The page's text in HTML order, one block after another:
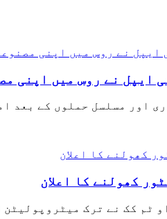
ایپل نے روس میں اپنی
اور مسلسل حملوں کے بعد
کھولنے کا اعلان
ٹم کک نے ترک